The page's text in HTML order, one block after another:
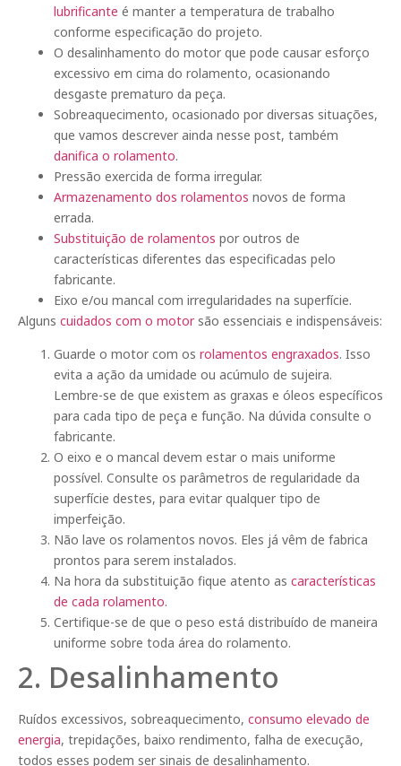
lubrificante é manter a temperatura de trabalho
conforme especificação do projeto.
O desalinhamento do motor que pode causar esforço
excessivo em cima do rolamento, ocasionando
desgaste prematuro da peça.
Sobreaquecimento, ocasionado por diversas situações,
que vamos descrever ainda nesse post, também
danifica o rolamento.
Pressão exercida de forma irregular.
Armazenamento dos rolamentos novos de forma
errada.
Substituição de rolamentos por outros de
características diferentes das especificadas pelo
fabricante.
Eixo e/ou mancal com irregularidades na superfície.
Alguns cuidados com o motorsão essenciais e indispensáveis:
Guarde o motor com os rolamentos engraxados. Isso
evita a ação da umidade ou acúmulo de sujeira.
Lembre-se de que existem as graxas e óleos específicos
para cada tipo de peça e função. Na dúvida consulte o
fabricante.
O eixo e o mancal devem estar o mais uniforme
possível. Consulte os parâmetros de regularidade da
superfície destes, para evitar qualquer tipo de
imperfeição.
Não lave os rolamentos novos. Eles já vêm de fabrica
prontos para serem instalados.
Na hora da substituição fique atento as características
de cada rolamento.
Certifique-se de que o peso está distribuído de maneira
uniforme sobre toda área do rolamento.
2. Desalinhamento
Ruídos excessivos, sobreaquecimento, consumo elevado de
energia, trepidações, baixo rendimento, falha de execução,
todos esses podem ser sinais de desalinhamento.